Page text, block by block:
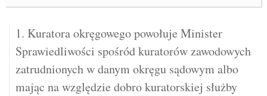
1. Kuratora okręgowego powołuje Minister
Sprawiedliwości spośród kuratorów zawodowych
zatrudnionych w danym okręgu sądowym albo
mając na względzie dobro kuratorskiej służby